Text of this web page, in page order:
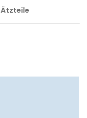
Ätzteile